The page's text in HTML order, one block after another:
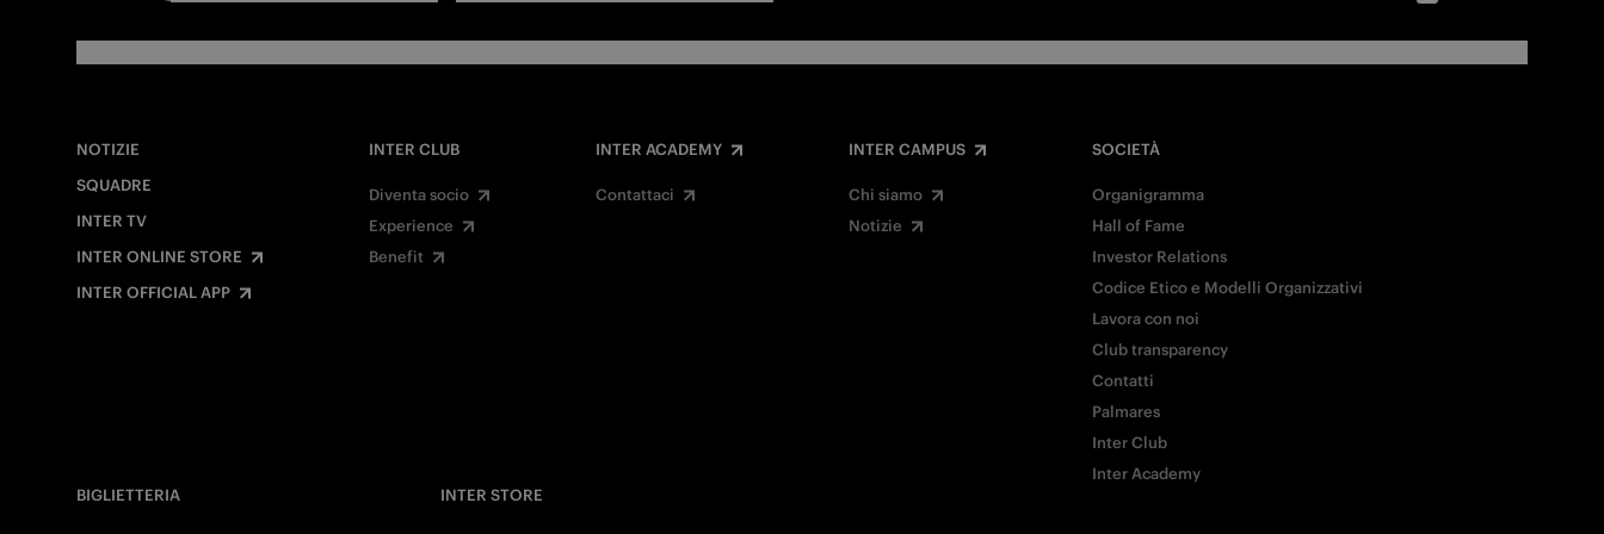
NOTIZIE
SQUADRE
INTER TV
INTER ONLINE STORE
INTER OFFICIAL APP
INTER CLUB
Diventa socio
Experience
Benefit
INTER ACADEMY
Contattaci
INTER CAMPUS
Chi siamo
Notizie
SOCIETÀ
Organigramma
Hall of Fame
Investor Relations
Codice Etico e Modelli Organizzativi
Lavora con noi
Club transparency
Contatti
Palmares
Inter Club
Inter Academy
BIGLIETTERIA
INTER STORE